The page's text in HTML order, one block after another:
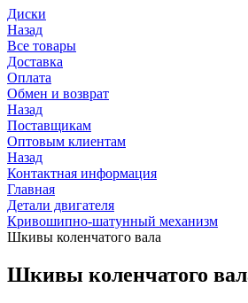
Диски
Назад
Все товары
Доставка
Оплата
Обмен и возврат
Назад
Поставщикам
Оптовым клиентам
Назад
Контактная информация
Главная
Детали двигателя
Кривошипно-шатунный механизм
Шкивы коленчатого вала
Шкивы коленчатого